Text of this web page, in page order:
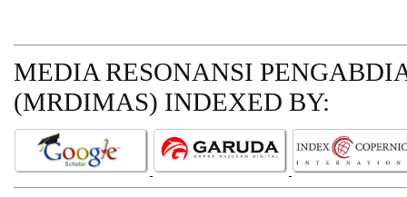
MEDIA RESONANSI
(MRDIMAS) INDEXED BY: